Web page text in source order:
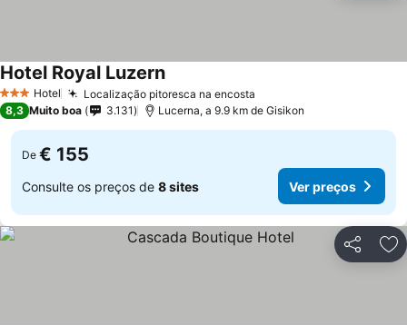
3 EstrelasHotel Localização pitoresca na encosta
Hotel Royal LuzernVer preços
8,3 Muito boa 3.131 Lucerna, a 9.9 km de Gisikon
De € 155
Consulte os preços de 8 sites Ver preços
Partilhar